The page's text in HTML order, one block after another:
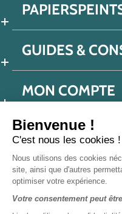
Bienvenue !
C'est nous les cookies !
Nous utilisons des cookies
site, ainsi que d'autres
optimiser votre expérience.
Votre consentement peut
GUIDES &
MON COMPTE
Politique de
Protection
Déclaration